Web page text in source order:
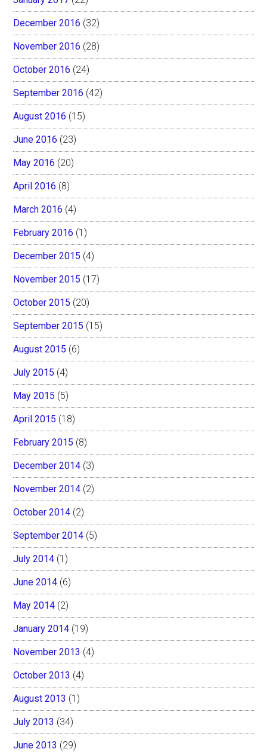
December 2016 (32)
November 2016 (28)
October 2016 (24)
September 2016 (42)
August 2016 (15)
June 2016 (23)
May 2016 (20)
April 2016 (8)
March 2016 (4)
February 2016 (1)
December 2015 (4)
November 2015 (17)
October 2015 (20)
September 2015 (15)
August 2015 (6)
July 2015 (4)
May 2015 (5)
April 2015 (18)
February 2015 (8)
December 2014 (3)
November 2014 (2)
October 2014 (2)
September 2014 (5)
July 2014 (1)
June 2014 (6)
May 2014 (2)
January 2014 (19)
November 2013 (4)
October 2013 (4)
August 2013 (1)
July 2013 (34)
June 2013 (29)